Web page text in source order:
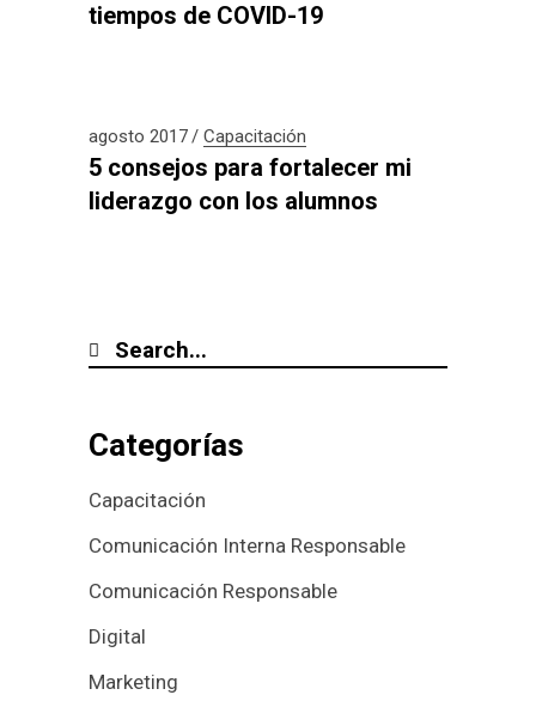
tiempos de COVID-19
agosto 2017 Capacitación
5 consejos para fortalecer mi
liderazgo con los alumnos
Categorías
Capacitación
Comunicación Interna Responsable
Comunicación Responsable
Digital
Marketing